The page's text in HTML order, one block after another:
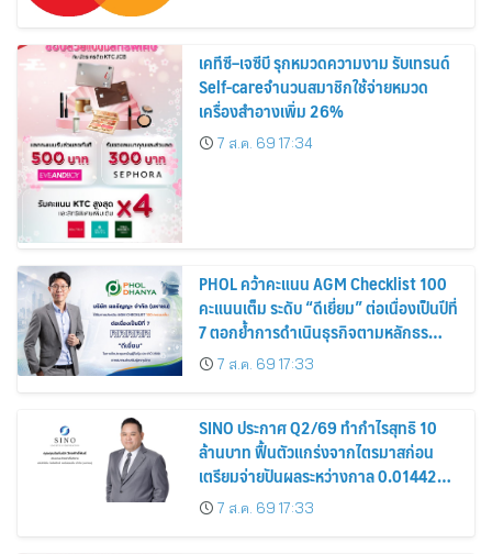
เคทีซี–เจซีบี รุกหมวดความงาม รับเทรนด์
Self-careจำนวนสมาชิกใช้จ่ายหมวด
เครื่องสำอางเพิ่ม 26%
7 ส.ค. 69 17:34
PHOL คว้าคะแนน AGM Checklist 100
คะแนนเต็ม ระดับ “ดีเยี่ยม” ต่อเนื่องเป็นปีที่
7 ตอกย้ำการดำเนินธุรกิจตามหลักธร
รมาภิบาล โปร่งใส สร้างความเชื่อมั่นผู้ถือ
หุ้น
7 ส.ค. 69 17:33
SINO ประกาศ Q2/69 ทำกำไรสุทธิ 10
ล้านบาท ฟื้นตัวแกร่งจากไตรมาสก่อน
เตรียมจ่ายปันผลระหว่างกาล 0.014423
บาทต่อหุ้น ครึ่งปีหลังมุ่งเติบโตต่อเนื่อง
7 ส.ค. 69 17:33